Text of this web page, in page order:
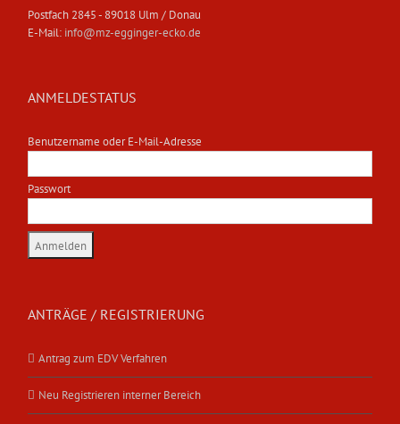
Postfach 2845 - 89018 Ulm / Donau
E-Mail: info@mz-egginger-ecko.de
ANMELDESTATUS
Benutzername oder E-Mail-Adresse
Passwort
ANTRÄGE / REGISTRIERUNG
Antrag zum EDV Verfahren
Neu Registrieren interner Bereich